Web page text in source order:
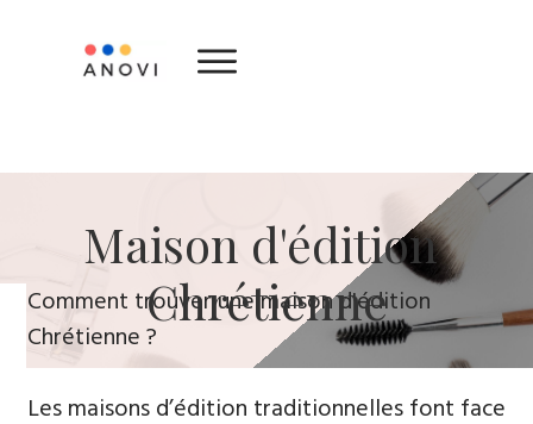
​Maison d'édition ​
Chrétienne
​Comment trouver une maison d'édition
Chrétienne ?
Les maisons d’édition traditionnelles font face